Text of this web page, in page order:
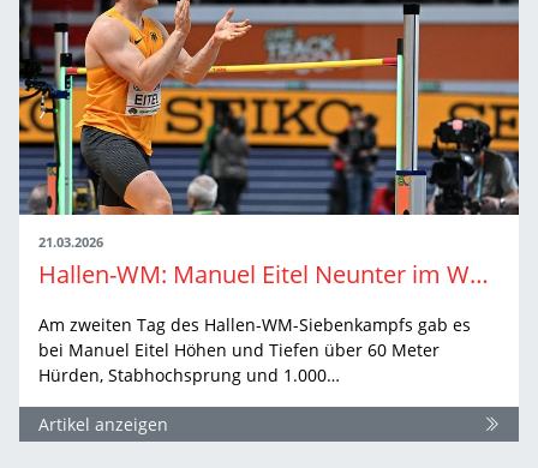
21.03.2026
Hallen-WM: Manuel Eitel Neunter im Weltrekord-Feld
Am zweiten Tag des Hallen-WM-Siebenkampfs gab es
bei Manuel Eitel Höhen und Tiefen über 60 Meter
Hürden, Stabhochsprung und 1.000…
Artikel anzeigen